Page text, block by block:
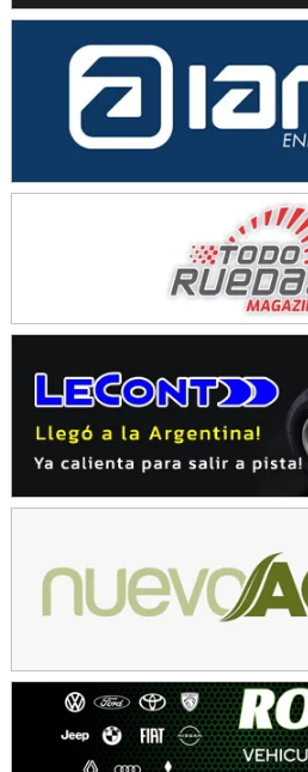
KDO - F6
Ciudad de Trenque Lauquen (Asfalto)
Trenque Lauquen (Buenos Aires)
ENTRERRIANO - F6 (POSTERGADA)
Villaguay (Entre Ríos)
Moto Club Reginense (Tierra)
CSK - F7
Juventud Unida (Tierra)
Humboldt (Santa Fe)
NORESTE SANTAFESINO - F6
SUR SANTAFESINO - F4
José Samuel Sánchez (Tierra)
TUCUMANO - F5
Juan Navarro (Asfalto)
El Timbó (Tucumán)